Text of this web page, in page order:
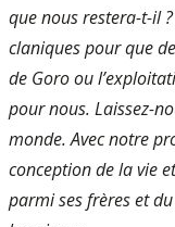
que nous restera­-t­-il
claniques pour que
de Goro ou
pour nous. Laissez­-
monde. Avec notre
conception de la vie
parmi ses frères et